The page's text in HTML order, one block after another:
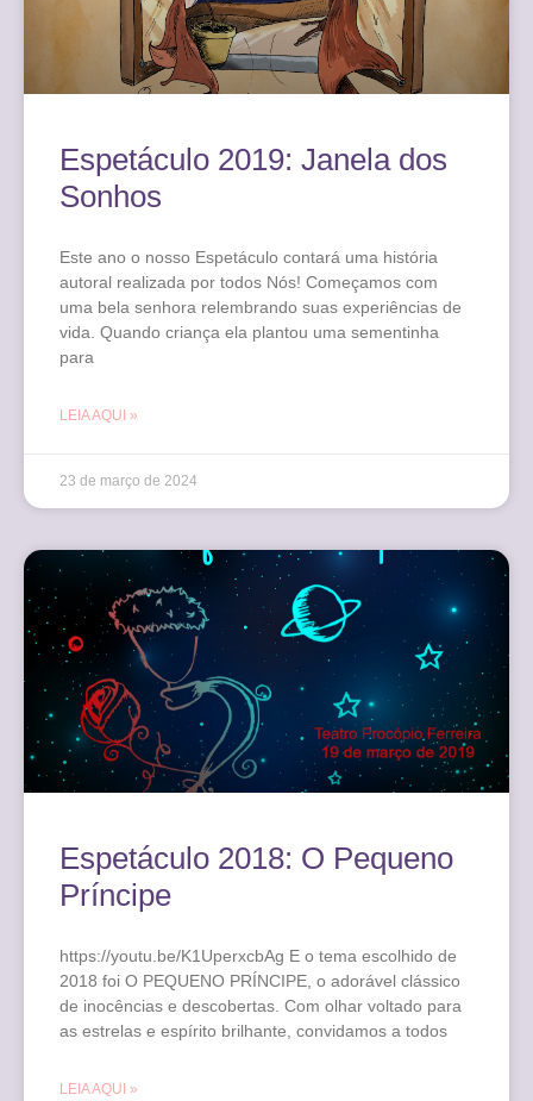
Espetáculo 2019: Janela dos
Sonhos
Este ano o nosso Espetáculo contará uma história
autoral realizada por todos Nós! Começamos com
uma bela senhora relembrando suas experiências de
vida. Quando criança ela plantou uma sementinha
para
LEIA AQUI »
23 de março de 2024
Espetáculo 2018: O Pequeno
Príncipe
https://youtu.be/K1UperxcbAg E o tema escolhido de
2018 foi O PEQUENO PRÍNCIPE, o adorável clássico
de inocências e descobertas. Com olhar voltado para
as estrelas e espírito brilhante, convidamos a todos
LEIA AQUI »